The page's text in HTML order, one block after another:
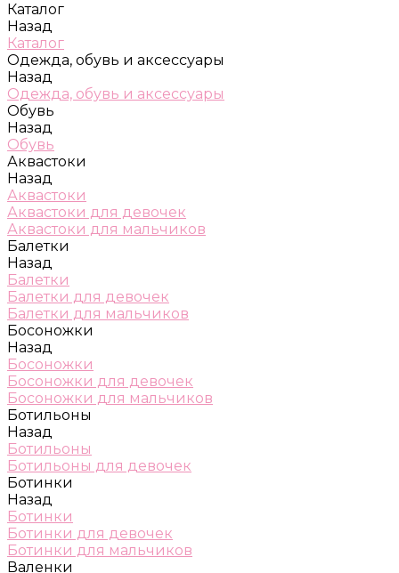
Каталог
Назад
Каталог
Одежда, обувь и аксессуары
Назад
Одежда, обувь и аксессуары
Обувь
Назад
Обувь
Аквастоки
Назад
Аквастоки
Аквастоки для девочек
Аквастоки для мальчиков
Балетки
Назад
Балетки
Балетки для девочек
Балетки для мальчиков
Босоножки
Назад
Босоножки
Босоножки для девочек
Босоножки для мальчиков
Ботильоны
Назад
Ботильоны
Ботильоны для девочек
Ботинки
Назад
Ботинки
Ботинки для девочек
Ботинки для мальчиков
Валенки